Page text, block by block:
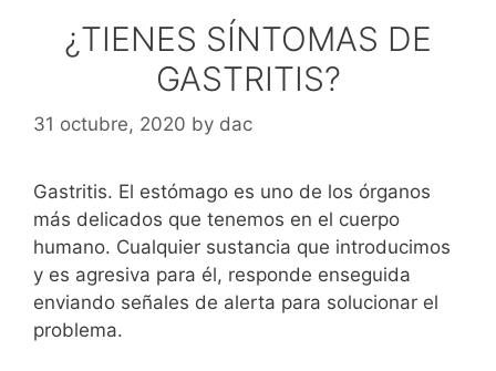
¿TIENES SÍNTOMAS DE
GASTRITIS?
31 octubre, 2020 by dac
Gastritis. El estómago es uno de los órganos
más delicados que tenemos en el cuerpo
humano. Cualquier sustancia que introducimos
y es agresiva para él, responde enseguida
enviando señales de alerta para solucionar el
problema.